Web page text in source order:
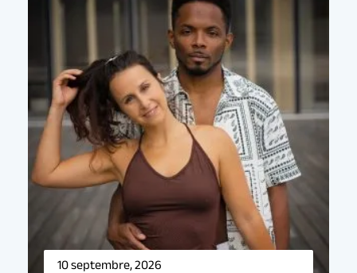
10 septembre, 2026